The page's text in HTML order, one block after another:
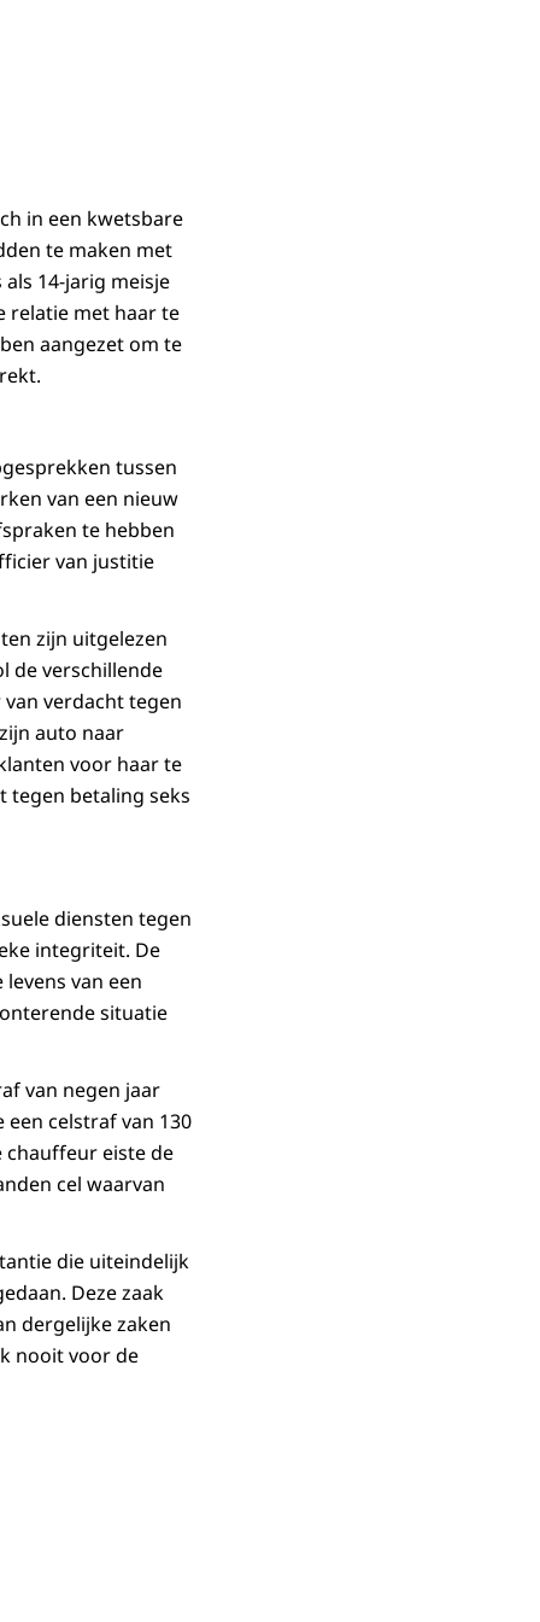
in een kwetsbare
te maken met
14-jarig meisje
relatie met haar te
aangezet om te
tussen
van een nieuw
te hebben
van justitie
zijn uitgelezen
de verschillende
verdacht tegen
auto naar
voor haar te
tegen betaling seks
diensten tegen
integriteit. De
van een
situatie
van negen jaar
celstraf van 130
chauffeur eiste de
cel waarvan
die uiteindelijk
Deze zaak
dergelijke zaken
nooit voor de